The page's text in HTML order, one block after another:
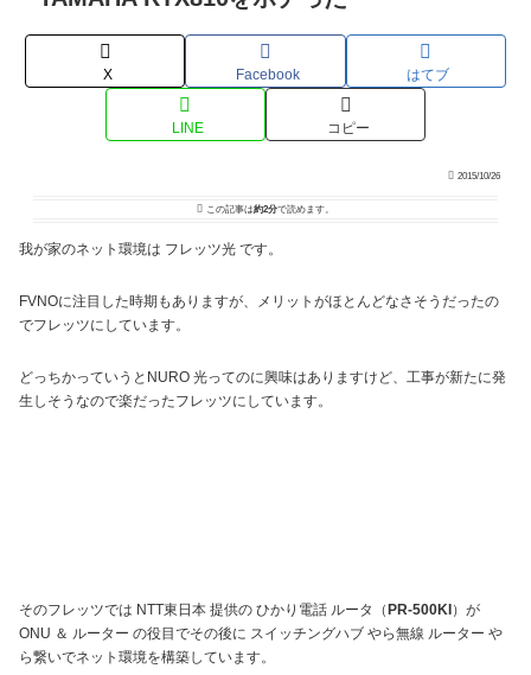
X Facebook はてブ
LINE コピー
2015/10/26
この記事は約2分で読めます。
我が家のネット環境は フレッツ光 です。
FVNOに注目した時期もありますが、メリットがほとんどなさそうだったの
でフレッツにしています。
どっちかっていうとNURO 光ってのに興味はありますけど、工事が新たに発
生しそうなので楽だったフレッツにしています。
そのフレッツでは NTT東日本 提供の ひかり電話 ルータ（ PR-500KI ）が
ONU ＆ ルーター の役目でその後に スイッチングハブ やら無線 ルーター や
ら繋いでネット環境を構築しています。